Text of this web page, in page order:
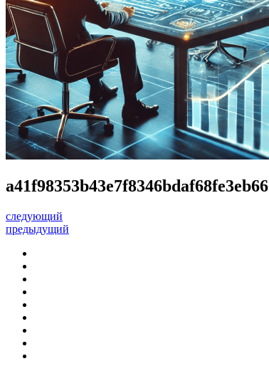
a41f98353b43e7f8346bdaf68fe3eb66
следующий
предыдущий